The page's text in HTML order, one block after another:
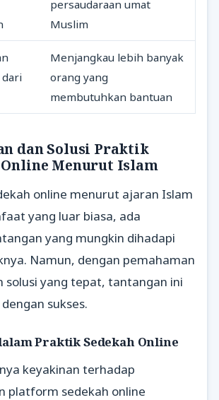
persaudaraan umat
Muslim
Menjangkau lebih banyak
orang yang
membutuhkan bantuan
dan Solusi Praktik
Online Menurut Islam
online menurut ajaran Islam
yang luar biasa, ada
yang mungkin dihadapi
Namun, dengan pemahaman
solusi yang tepat, tantangan ini
sukses.
Praktik Sedekah Online
keyakinan terhadap
platform sedekah online